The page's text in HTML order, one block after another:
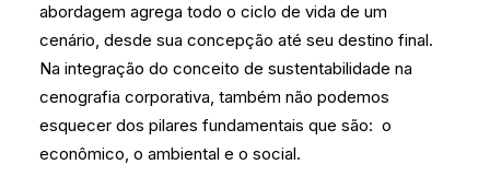
abordagem agrega todo o ciclo de vida de um
cenário, desde sua concepção até seu destino final.
Na integração do conceito de sustentabilidade na
cenografia corporativa, também não podemos
esquecer dos pilares fundamentais que são: o
econômico, o ambiental e o social.